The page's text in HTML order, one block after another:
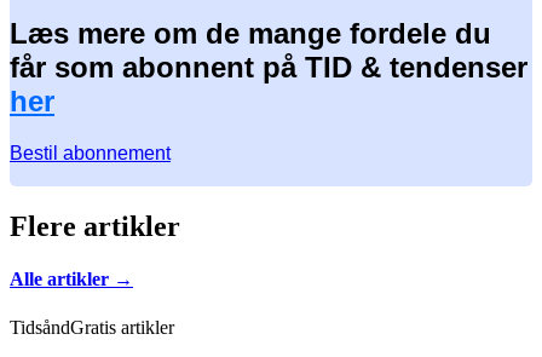
Læs mere om de mange fordele du
får som abonnent på TID & tendenser
her
Bestil abonnement
Flere artikler
Alle artikler →
TidsåndGratis artikler